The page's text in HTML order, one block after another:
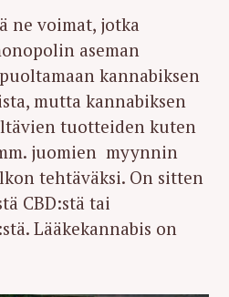
ne voimat, jotka
aseman
kannabiksen
mutta kannabiksen
tuotteiden kuten
juomien myynnin
tehtäväksi. On sitten
CBD:stä tai
Lääkekannabis on